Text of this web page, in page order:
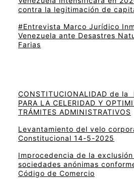
contra la legitimación de
#Entrevista Marco Jurídico
Venezuela ante Desastres
Farias
CONSTITUCIONALIDAD de la
PARA LA CELERIDAD Y
TRÁMITES ADMINISTRATIVOS
Levantamiento del velo
Constitucional 14-5-2025
Improcedencia de la
sociedades anónimas
Código de Comercio